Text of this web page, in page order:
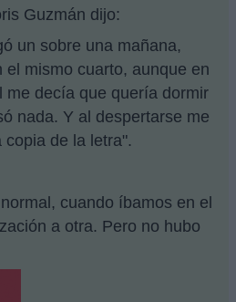
Guzmán dijo:
un sobre una mañana,
el mismo cuarto, aunque en
me decía que quería dormir
nada. Y al despertarse me
de la letra".
cuando íbamos en el
a otra. Pero no hubo